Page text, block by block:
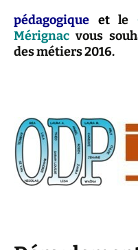
pédagogique etle
Mérignac vous
des métiers 2016.